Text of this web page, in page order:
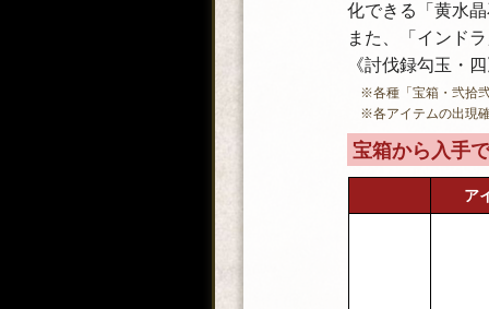
化できる「黄水
また、「インド
《討伐録勾玉・
※各種「宝箱・弐拾
※各アイテムの出現
宝箱から入手
ア